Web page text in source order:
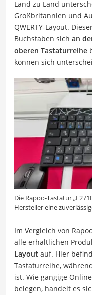
Land zu Land
Großbritannien und
QWERTY-Layout.
Buchstaben sich an
oberen Tastaturreihe
können sich
Die Rapoo-Tastatur
Hersteller eine
Im Vergleich von
alle erhältlichen
Layout auf. Hier
Tastaturreihe,
ist. Wie gängige
belegen, handelt es